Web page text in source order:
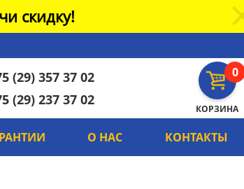
скидку!
0
КОРЗИНА
(29) 357 37 02
(29) 237 37 02
О НАС КОНТАКТЫ